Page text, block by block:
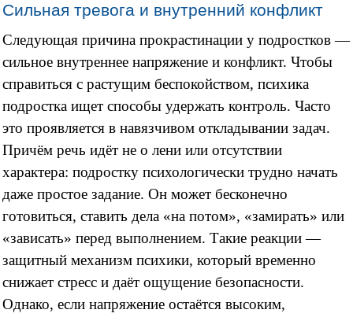
Сильная тревога и внутренний конфликт
Следующая причина прокрастинации у подростков —
сильное внутреннее напряжение и конфликт. Чтобы
справиться с растущим беспокойством, психика
подростка ищет способы удержать контроль. Часто
это проявляется в навязчивом откладывании задач.
Причём речь идёт не о лени или отсутствии
характера: подростку психологически трудно начать
даже простое задание. Он может бесконечно
готовиться, ставить дела «на потом», «замирать» или
«зависать» перед выполнением. Такие реакции —
защитный механизм психики, который временно
снижает стресс и даёт ощущение безопасности.
Однако, если напряжение остаётся высоким,